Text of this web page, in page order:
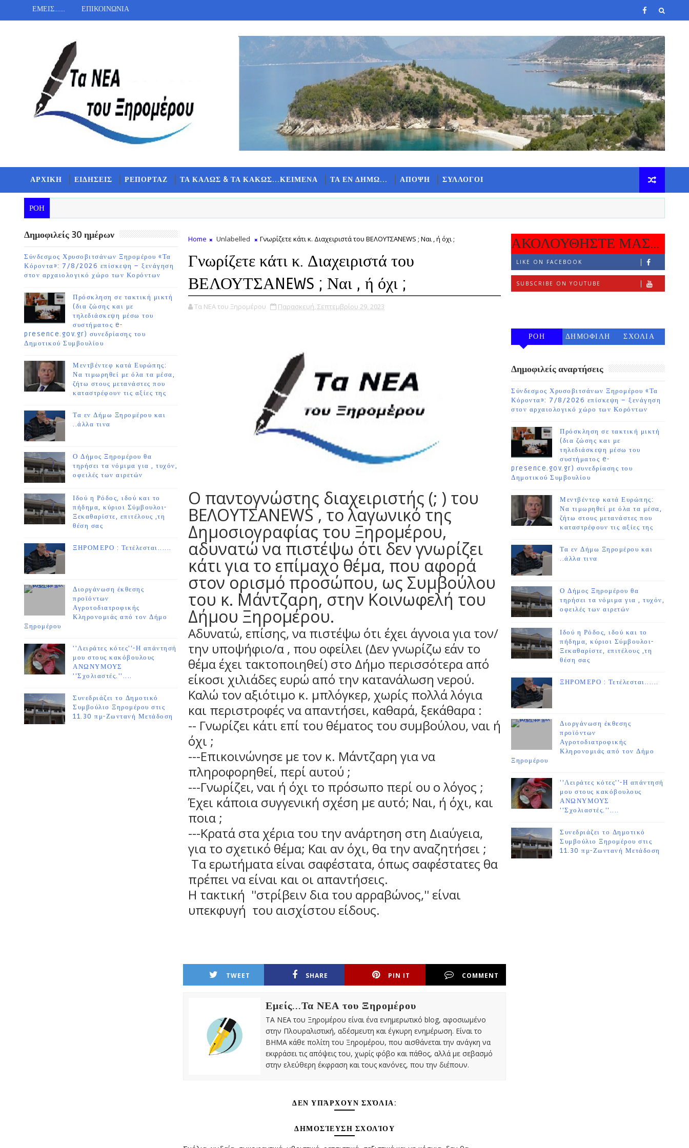
ΕΜΕΙΣ....... ΕΠΙΚΟΙΝΩΝΙΑ
ΑΡΧΙΚΗ ΕΙΔΗΣΕΙΣ ΡΕΠΟΡΤΑΖ ΤΑ ΚΑΛΩΣ & ΤΑ ΚΑΚΩΣ...ΚΕΙΜΕΝΑ ΤΑ ΕΝ ΔΗΜΩ... ΑΠΟΨΗ ΣΥΛΛΟΓΟΙ
ΡΟΗ
Δημοφιλείς 30 ημέρων
Σύνδεσμος Χρυσοβιτσάνων Ξηρομέρου «Τα
Κόροντα»: 7/8/2026 επίσκεψη – ξενάγηση
στον αρχαιολογικό χώρο των Κορόντων
Πρόσκληση σε τακτική μικτή
(δια ζώσης και με
τηλεδιάσκεψη μέσω του
συστήματος e-
presence.gov.gr) συνεδρίασης του
Δημοτικού Συμβουλίου
Μεντβέντεφ κατά Ευρώπης:
Να τιμωρηθεί με όλα τα μέσα,
ζήτω στους μετανάστες που
καταστρέφουν τις αξίες της
Τα εν Δήμω Ξηρομέρου και
..άλλα τινα
Ο Δήμος Ξηρομέρου θα
τηρήσει τα νόμιμα για , τυχόν,
οφειλές των αιρετών
Ιδού η Ρόδος, ιδού και το
πήδημα, κύριοι Σύμβουλοι-
Ξεκαθαρίστε, επιτέλους ,τη
θέση σας
ΞΗΡΟΜΕΡΟ : Τετέλεσται......
Διοργάνωση έκθεσης
προϊόντων
Αγροτοδιατροφικής
Κληρονομιάς από τον Δήμο
Ξηρομέρου
''Λειράτες κότες''-Η απάντησή
μου στους κακόβουλους
ΑΝΩΝΥΜΟΥΣ
''Σχολιαστές.''....
Συνεδριάζει το Δημοτικό
Συμβούλιο Ξηρομέρου στις
11.30 πμ-Ζωντανή Μετάδοση
Home Unlabelled Γνωρίζετε κάτι κ. Διαχειριστά του ΒΕΛΟΥΤΣΑNEWS ; Ναι , ή όχι ;
Γνωρίζετε κάτι κ. Διαχειριστά του
ΒΕΛΟΥΤΣΑNEWS ; Ναι , ή όχι ;
Τα ΝΕΑ του Ξηρομέρου Παρασκευή, Σεπτεμβρίου 29, 2023
Ο παντογνώστης διαχειριστής (; ) του
ΒΕΛΟΥΤΣΑNEWS , το λαγωνικό της
Δημοσιογραφίας του Ξηρομέρου,
αδυνατώ να πιστέψω ότι δεν γνωρίζει
κάτι για το επίμαχο θέμα, που αφορά
στον ορισμό προσώπου, ως Συμβούλου
του κ. Μάντζαρη, στην Κοινωφελή του
Δήμου Ξηρομέρου.
Αδυνατώ, επίσης, να πιστέψω ότι έχει άγνοια για τον/
την υποψήφιο/α , που οφείλει (Δεν γνωρίζω εάν το
θέμα έχει τακτοποιηθεί) στο Δήμο περισσότερα από
είκοσι χιλιάδες ευρώ από την κατανάλωση νερού.
Καλώ τον αξιότιμο κ. μπλόγκερ, χωρίς πολλά λόγια
και περιστροφές να απαντήσει, καθαρά, ξεκάθαρα :
-- Γνωρίζει κάτι επί του θέματος του συμβούλου, ναι ή
όχι ;
---Επικοινώνησε με τον κ. Μάντζαρη για να
πληροφορηθεί, περί αυτού ;
---Γνωρίζει, ναι ή όχι το πρόσωπο περί ου ο λόγος ;
Έχει κάποια συγγενική σχέση με αυτό; Ναι, ή όχι, και
ποια ;
---Κρατά στα χέρια του την ανάρτηση στη Διαύγεια,
για το σχετικό θέμα; Και αν όχι, θα την αναζητήσει ;
Τα ερωτήματα είναι σαφέστατα, όπως σαφέστατες θα
πρέπει να είναι και οι απαντήσεις.
Η τακτική ''στρίβειν δια του αρραβώνος,'' είναι
υπεκφυγή του αισχίστου είδους.
TWEET SHARE PIN IT COMMENT
Εμείς...Τα ΝΕΑ του Ξηρομέρου
ΤΑ ΝΕΑ του Ξηρομέρου είναι ένα ενημερωτικό blog, αφοσιωμένο
στην Πλουραλιστική, αδέσμευτη και έγκυρη ενημέρωση. Είναι το
ΒΗΜΑ κάθε πολίτη του Ξηρομέρου, που αισθάνεται την ανάγκη να
εκφράσει τις απόψεις του, χωρίς φόβο και πάθος, αλλά με σεβασμό
στην ελεύθερη έκφραση και τους κανόνες, που την διέπουν.
ΔΕΝ ΥΠΆΡΧΟΥΝ ΣΧΌΛΙΑ:
ΔΗΜΟΣΊΕΥΣΗ ΣΧΟΛΊΟΥ
ΑΚΟΛΟΥΘΗΣΤΕ ΜΑΣ...
LIKE ON FACEBOOK
SUBSCRIBE ON YOUTUBE
ΡΟΗ
ΔΗΜΟΦΙΛΗ
ΣΧΟΛΙΑ
Δημοφιλείς αναρτήσεις
Σύνδεσμος Χρυσοβιτσάνων Ξηρομέρου «Τα
Κόροντα»: 7/8/2026 επίσκεψη – ξενάγηση
στον αρχαιολογικό χώρο των Κορόντων
Πρόσκληση σε τακτική μικτή
(δια ζώσης και με
τηλεδιάσκεψη μέσω του
συστήματος e-
presence.gov.gr) συνεδρίασης του
Δημοτικού Συμβουλίου
Μεντβέντεφ κατά Ευρώπης:
Να τιμωρηθεί με όλα τα μέσα,
ζήτω στους μετανάστες που
καταστρέφουν τις αξίες της
Τα εν Δήμω Ξηρομέρου και
..άλλα τινα
Ο Δήμος Ξηρομέρου θα
τηρήσει τα νόμιμα για , τυχόν,
οφειλές των αιρετών
Ιδού η Ρόδος, ιδού και το
πήδημα, κύριοι Σύμβουλοι-
Ξεκαθαρίστε, επιτέλους ,τη
θέση σας
ΞΗΡΟΜΕΡΟ : Τετέλεσται......
Διοργάνωση έκθεσης
προϊόντων
Αγροτοδιατροφικής
Κληρονομιάς από τον Δήμο
Ξηρομέρου
''Λειράτες κότες''-Η απάντησή
μου στους κακόβουλους
ΑΝΩΝΥΜΟΥΣ
''Σχολιαστές.''....
Συνεδριάζει το Δημοτικό
Συμβούλιο Ξηρομέρου στις
11.30 πμ-Ζωντανή Μετάδοση